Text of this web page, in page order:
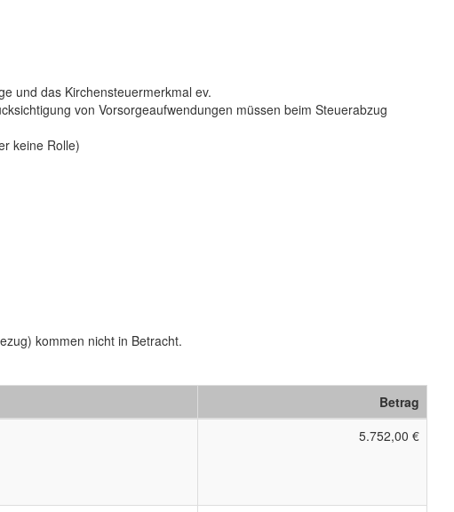
und das Kirchensteuermerkmal ev.
von Vorsorgeaufwendungen müssen beim Steuerabzug
keine Rolle)
kommen nicht in Betracht.
Betrag
5.752,00 €